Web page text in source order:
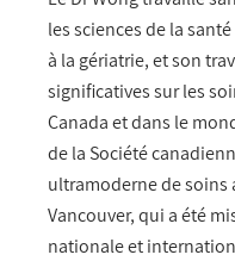
les sciences de la
à la gériatrie, et son
significatives sur les
Canada et dans le
de la Société
ultramoderne de soins
Vancouver, qui a été
nationale et